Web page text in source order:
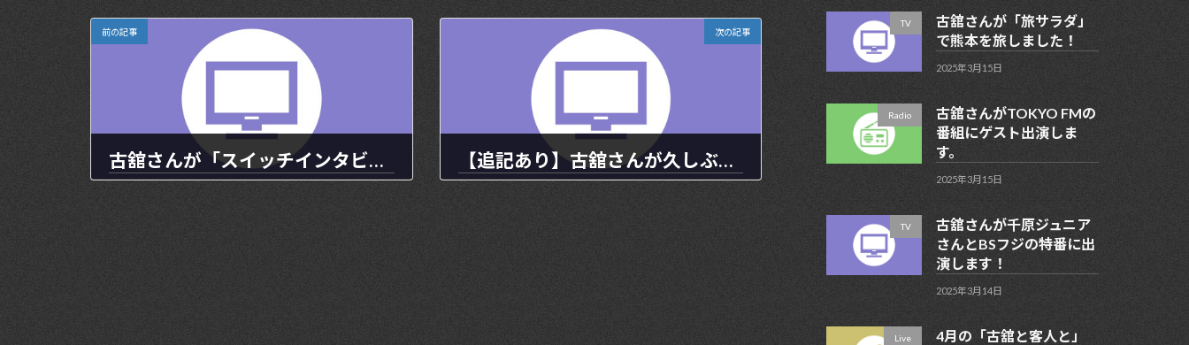
前の記事
古舘さんが「スイッチインタビュー」で南キャン山ちゃんと対談します！
次の記事
【追記あり】古舘さんが久しぶりに「5時に夢中！」に出演します。
TV
古舘さんが「旅サラダ」
で熊本を旅しました！
2025年3月15日
Radio
古舘さんがTOKYO FMの
番組にゲスト出演しま
す。
2025年3月15日
TV
古舘さんが千原ジュニア
さんとBSフジの特番に出
演します！
2025年3月14日
Live
4月の「古舘と客人と」